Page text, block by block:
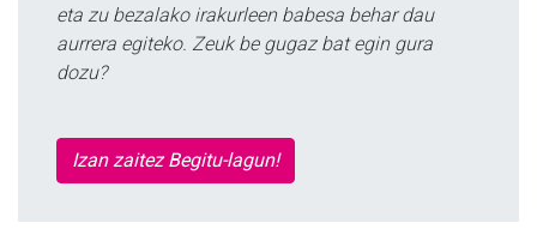
eta zu bezalako irakurleen babesa behar dau
aurrera egiteko. Zeuk be gugaz bat egin gura
dozu?
Izan zaitez Begitu-lagun!